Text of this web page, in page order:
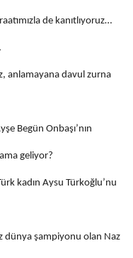
de kanıtlıyoruz…
anlamayana davul zurna
Begün Onbaşı’nın
geliyor?
kadın Aysu Türkoğlu’nu
dünya şampiyonu olan Naz